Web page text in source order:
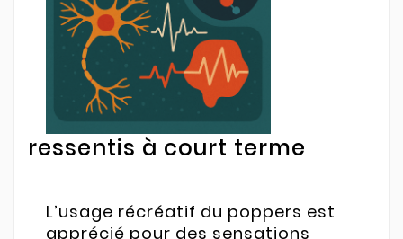
ressentis à court terme
L’usage récréatif du poppers est
apprécié pour des sensations